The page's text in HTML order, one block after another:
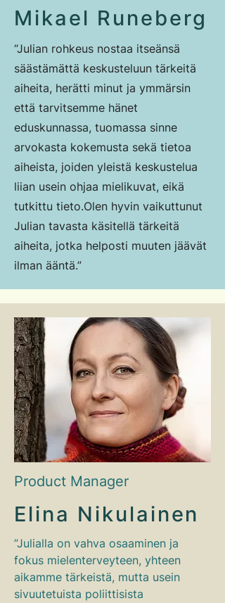
Mikael Runeberg
“Julian rohkeus nostaa itseänsä
säästämättä keskusteluun tärkeitä
aiheita, herätti minut ja ymmärsin
että tarvitsemme hänet
eduskunnassa, tuomassa sinne
arvokasta kokemusta sekä tietoa
aiheista, joiden yleistä keskustelua
liian usein ohjaa mielikuvat, eikä
tutkittu tieto.Olen hyvin vaikuttunut
Julian tavasta käsitellä tärkeitä
aiheita, jotka helposti muuten jäävät
ilman ääntä.”
Product Manager
Elina Nikulainen
”Julialla on vahva osaaminen ja
fokus mielenterveyteen, yhteen
aikamme tärkeistä, mutta usein
sivuutetuista poliittisista